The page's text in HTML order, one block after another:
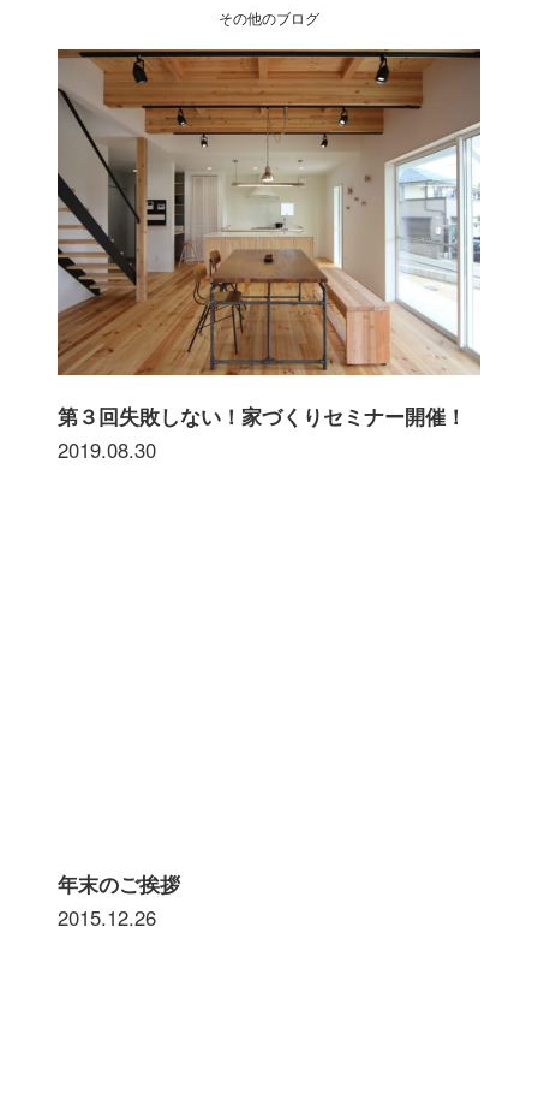
その他のブログ
第３回失敗しない！家づくりセミナー開催！
2019.08.30
年末のご挨拶
2015.12.26